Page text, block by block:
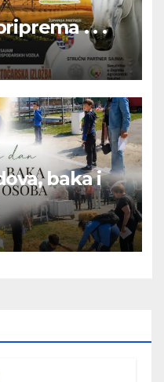
. . .
baka i